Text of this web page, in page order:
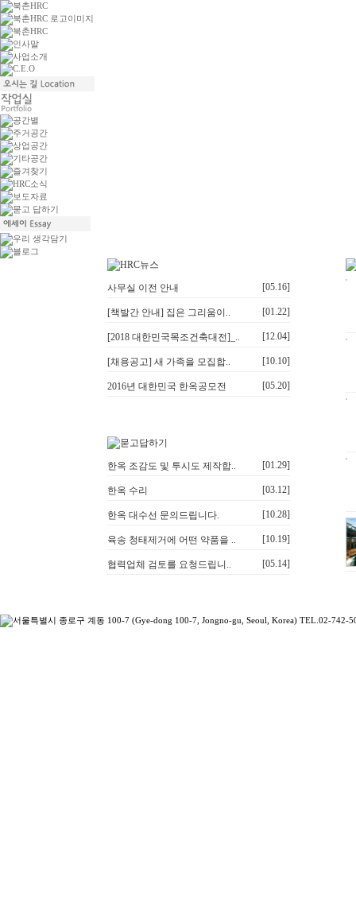
사무실 이전 안내 [05.16]
[책발간 안내] 집은 그리움이.. [01.22]
[2018 대한민국목조건축대전]_.. [12.04]
[채용공고] 새 가족을 모집합.. [10.10]
2016년 대한민국 한옥공모전 [05.20]
한옥 조감도 및 투시도 제작합.. [01.29]
한옥 수리 [03.12]
한옥 대수선 문의드립니다. [10.28]
육송 청태제거에 어떤 약품을 .. [10.19]
협력업체 검토를 요청드립니.. [05.14]